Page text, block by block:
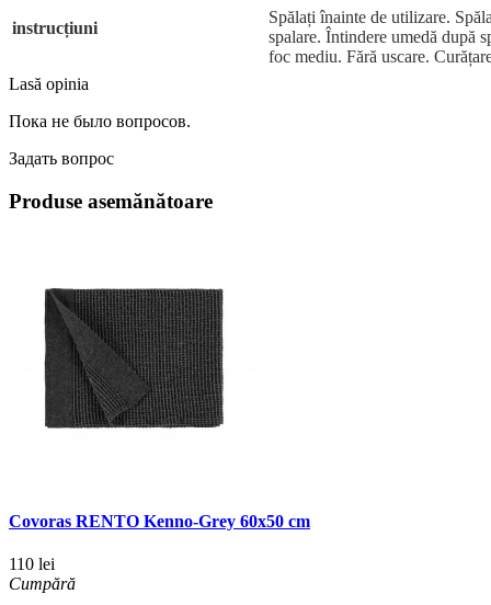
instrucțiuni
Spălați înainte de utilizare.
spalare. Întindere umedă după
foc mediu. Fără uscare.
Lasă opinia
Пока не было вопросов.
Задать вопрос
Produse asemănătoare
Covoras RENTO Kenno-Grey 60x50 cm
110 lei
Cumpără